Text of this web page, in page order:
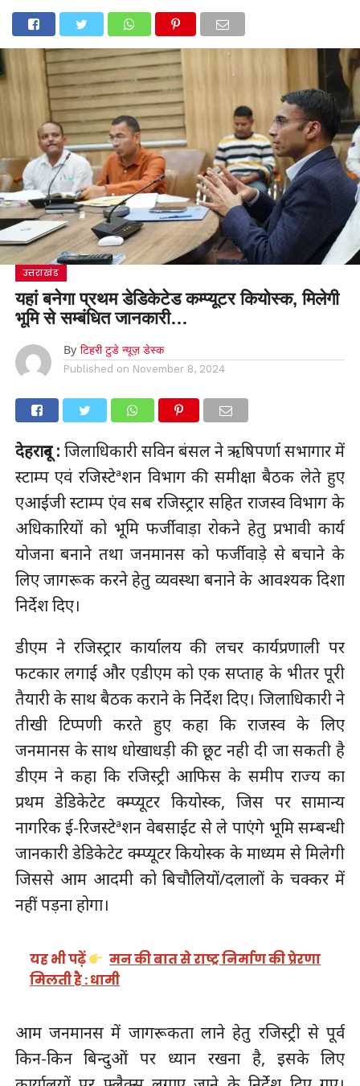
उत्तराखंड
यहां बनेगा प्रथम डेडिकेटेड कम्प्यूटर कियोस्क, मिलेगी
भूमि से सम्बंधित जानकारी…
By टिहरी टुडे न्यूज़ डेस्क
Published on November 8, 2024
देहरादून : जिलाधिकारी सविन बंसल ने ऋषिपर्णा सभागार में
स्टाम्प एवं रजिस्टेªशन विभाग की समीक्षा बैठक लेते हुए
एआईजी स्टाम्प एंव सब रजिस्ट्रार सहित राजस्व विभाग के
अधिकारियों को भूमि फर्जीवाड़ा रोकने हेतु प्रभावी कार्य
योजना बनाने तथा जनमानस को फर्जीवाड़े से बचाने के
लिए जागरूक करने हेतु व्यवस्था बनाने के आवश्यक दिशा
निर्देश दिए।
डीएम ने रजिस्ट्रार कार्यालय की लचर कार्यप्रणाली पर
फटकार लगाईं और एडीएम को एक सप्ताह के भीतर पूरी
तैयारी के साथ बैठक कराने के निर्देश दिए। जिलाधिकारी ने
तीखी टिप्पणी करते हुए कहा कि राजस्व के लिए
जनमानस के साथ धोखाधड़ी की छूट नही दी जा सकती है
डीएम ने कहा कि रजिस्ट्री आफिस के समीप राज्य का
प्रथम डेडिकेटेट क्म्प्यूटर कियोस्क, जिस पर सामान्य
नागरिक ई-रिजस्टेªशन वेबसाईट से ले पाएंगे भूमि सम्बन्धी
जानकारी डेडिकेटेट क्म्प्यूटर कियोस्क के माध्यम से मिलेगी
जिससे आम आदमी को बिचौलियों/दलालों के चक्कर में
नहीं पड़ना होगा।
यह भी पढ़ें
मन की बात से राष्ट्र निर्माण की प्रेरणा
मिलती है : धामी
आम जनमानस में जागरूकता लाने हेतु रजिस्ट्री से पूर्व
किन-किन बिन्दुओं पर ध्यान रखना है, इसके लिए